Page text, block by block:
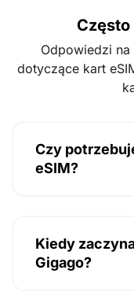
Odpowiedzi
dotyczące kart
Czy
eSIM?
Kiedy
Gigago?